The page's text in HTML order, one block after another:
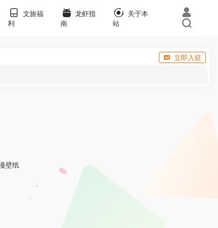
文旅福
利
龙虾指
南
关于本
站
立即入驻
壁纸